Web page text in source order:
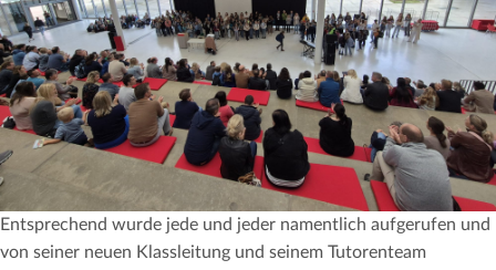
Entsprechend wurde jede und jeder namentlich aufgerufen und
von seiner neuen Klassleitung und seinem Tutorenteam